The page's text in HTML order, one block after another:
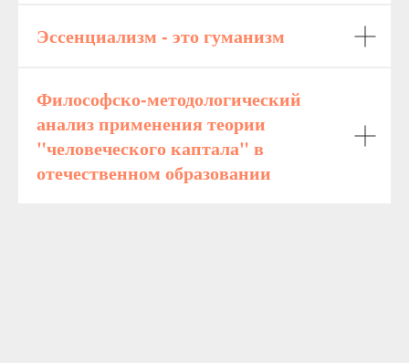
Эссенциализм - это гуманизм
Философско-методологический
анализ применения теории
"человеческого каптала" в
отечественном образовании